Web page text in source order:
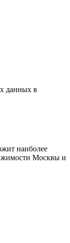
данных в
наиболее
Москвы и